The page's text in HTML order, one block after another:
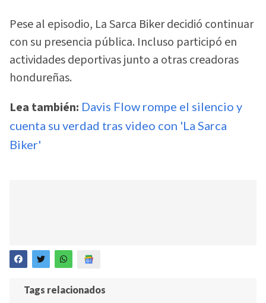
Pese al episodio, La Sarca Biker decidió continuar
con su presencia pública. Incluso participó en
actividades deportivas junto a otras creadoras
hondureñas.
Lea también: Davis Flow rompe el silencio y
cuenta su verdad tras video con 'La Sarca
Biker'
Tags relacionados